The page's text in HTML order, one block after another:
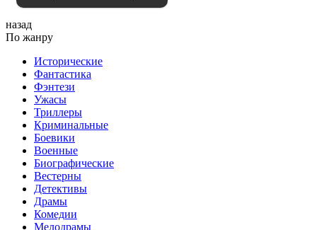
назад
По жанру
Исторические
Фантастика
Фэнтези
Ужасы
Триллеры
Криминальные
Боевики
Военные
Биографические
Вестерны
Детективы
Драмы
Комедии
Мелодрамы